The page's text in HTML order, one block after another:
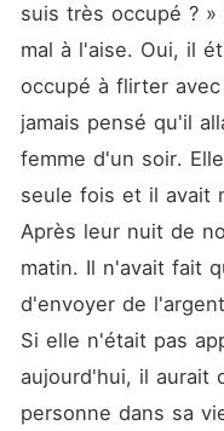
suis très occupé ? »
mal à l'aise. Oui, il
occupé à flirter
jamais pensé qu'il
femme d'un soir.
seule fois et il avait
Après leur nuit de
matin. Il n'avait fait
d'envoyer de
Si elle n'était pas
aujourd'hui, il aurait
personne dans sa